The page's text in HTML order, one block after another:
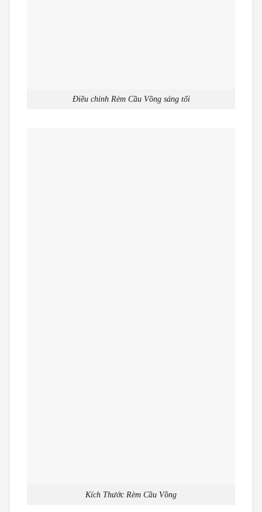
Điều chỉnh Rèm Cầu Vồng sáng tối
Kích Thước Rèm Cầu Vồng